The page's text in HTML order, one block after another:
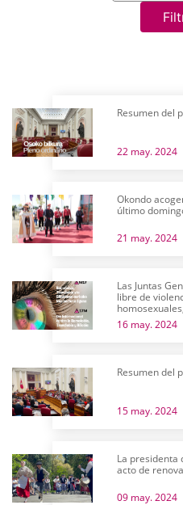
Resumen del
22 may. 2024
Okondo
último
21 may. 2024
Las Juntas
libre de
bisexuales
16 may. 2024
Resumen del
15 may. 2024
La presidenta
acto de
09 may. 2024